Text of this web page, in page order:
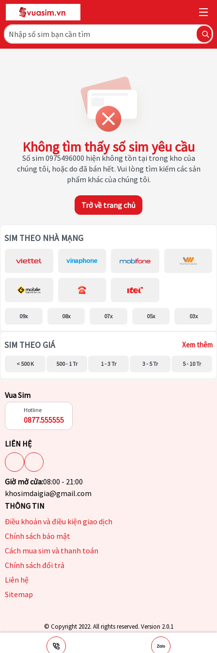
Không tìm thấy số sim yêu cầu
Số sim 0975496000 hiện không tồn tại trong kho của
chúng tôi, hoặc do đã bán hết. Vui lòng tìm kiếm các sản
phẩm khác của chúng tôi.
Trở về trang chủ
SIM THEO NHÀ MẠNG
09x 08x 07x 05x 03x
SIM THEO GIÁ Xem thêm
< 500 K 500 - 1 Tr 1 - 3 Tr 3 - 5 Tr 5 - 10 Tr
Vua Sim
Hotline
0877.555555
LIÊN HỆ
Giờ mở cửa:08:00 - 21:00
khosimdaigia@gmail.com
THÔNG TIN
Điều khoản và điều kiện giao dịch
Chính sách bảo mật
Cách mua sim và thanh toán
Chính sách đổi trả
Liên hệ
Sitemap
© Copyright 2022. All rights reserved. Version 2.0.1